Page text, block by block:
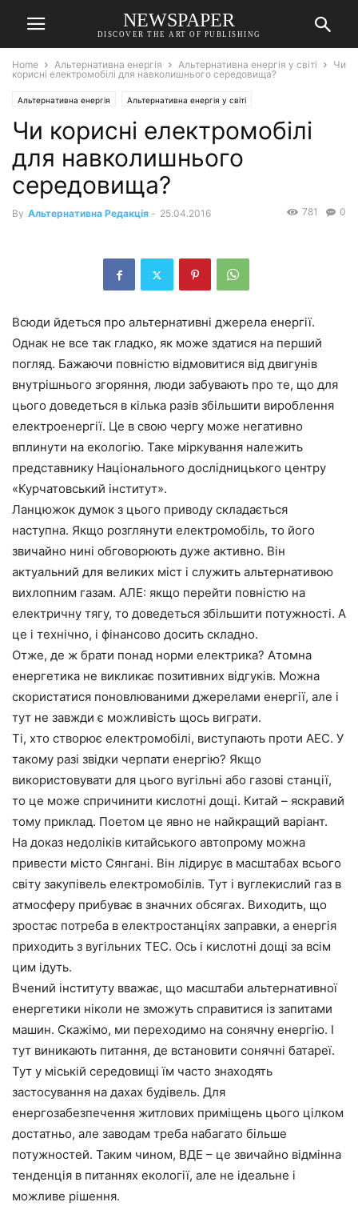
NEWSPAPER
DISCOVER THE ART OF PUBLISHING
Home Альтернативна енергія Альтернативна енергія у світі
Чи
корисні електромобілі для навколишнього середовища?
Альтернативна енергія Альтернативна енергія у світі
Чи корисні електромобілі
для навколишнього
середовища?
By Альтернативна Редакція - 25.04.2016 0
781
Всюди йдеться про альтернативні джерела енергії.
Однак не все так гладко, як може здатися на перший
погляд. Бажаючи повністю відмовитися від двигунів
внутрішнього згоряння, люди забувають про те, що для
цього доведеться в кілька разів збільшити вироблення
електроенергії. Це в свою чергу може негативно
вплинути на екологію. Таке міркування належить
представнику Національного дослідницького центру
«Курчатовський інститут».
Ланцюжок думок з цього приводу складається
наступна. Якщо розглянути електромобіль, то його
звичайно нині обговорюють дуже активно. Він
актуальний для великих міст і служить альтернативою
вихлопним газам. АЛЕ: якщо перейти повністю на
електричну тягу, то доведеться збільшити потужності. А
це і технічно, і фінансово досить складно.
Отже, де ж брати понад норми електрика? Атомна
енергетика не викликає позитивних відгуків. Можна
скористатися поновлюваними джерелами енергії, але і
тут не завжди є можливість щось виграти.
Ті, хто створює електромобілі, виступають проти АЕС. У
такому разі звідки черпати енергію? Якщо
використовувати для цього вугільні або газові станції,
то це може спричинити кислотні дощі. Китай – яскравий
тому приклад. Поетом це явно не найкращий варіант.
На доказ недоліків китайського автопрому можна
привести місто Сянгані. Він лідирує в масштабах всього
світу закупівель електромобілів. Тут і вуглекислий газ в
атмосферу прибуває в значних обсягах. Виходить, що
зростає потреба в електростанціях заправки, а енергія
приходить з вугільних ТЕС. Ось і кислотні дощі за всім
цим ідуть.
Вчений інституту вважає, що масштаби альтернативної
енергетики ніколи не зможуть справитися із запитами
машин. Скажімо, ми переходимо на сонячну енергію. І
тут виникають питання, де встановити сонячні батареї.
Тут у міській середовищі їм часто знаходять
застосування на дахах будівель. Для
енергозабезпечення житлових приміщень цього цілком
достатньо, але заводам треба набагато більше
потужностей. Таким чином, ВДЕ – це звичайно відмінна
тенденція в питаннях екології, але не ідеальне і
можливе рішення.